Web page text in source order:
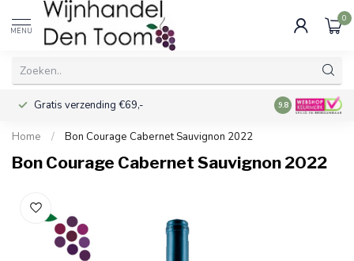
MENU
0
Gratis verzending €69,- Voor 16:00
9.8
Home / Bon Courage Cabernet Sauvignon 2022
Bon Courage Cabernet Sauvignon 2022